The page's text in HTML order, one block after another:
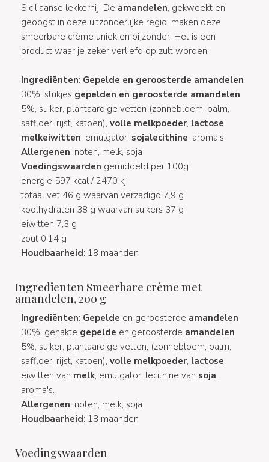
Siciliaanse lekkernij! De amandelen, gekweekt en
geoogst in deze uitzonderlijke regio, maken deze
smeerbare crème uniek en bijzonder. Het is een
product waar je zeker verliefd op zult worden!
Ingrediënten: Gepelde en geroosterde amandelen
30%, stukjes gepelden en geroosterde amandelen
5%, suiker, plantaardige vetten (zonnebloem, palm,
saffloer, rijst, katoen), volle melkpoeder, lactose,
melkeiwitten, emulgator: sojalecithine, aroma's.
Allergenen: noten, melk, soja
Voedingswaarden gemiddeld per 100g
energie 597 kcal / 2470 kj
totaal vet 46 g waarvan verzadigd 7,9 g
koolhydraten 38 g waarvan suikers 37 g
eiwitten 7,3 g
zout 0,14 g
Houdbaarheid: 18 maanden
Ingredienten Smeerbare crème met
amandelen, 200 g
Ingrediënten: Gepelde en geroosterde amandelen
30%, gehakte gepelde en geroosterde amandelen
5%, suiker, plantaardige vetten, (zonnebloem, palm,
saffloer, rijst, katoen), volle melkpoeder, lactose,
eiwitten van melk, emulgator: lecithine van soja,
aroma's.
Allergenen: noten, melk, soja
Houdbaarheid: 18 maanden
Voedingswaarden